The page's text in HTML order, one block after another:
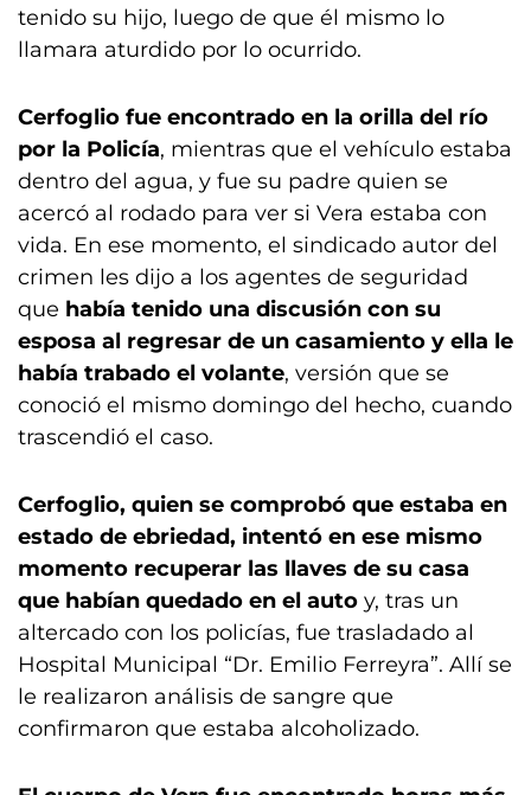
tenido su hijo, luego de que él mismo lo
llamara aturdido por lo ocurrido.
Cerfoglio fue encontrado en la orilla del río
por la Policía, mientras que el vehículo estaba
dentro del agua, y fue su padre quien se
acercó al rodado para ver si Vera estaba con
vida. En ese momento, el sindicado autor del
crimen les dijo a los agentes de seguridad
que había tenido una discusión con su
esposa al regresar de un casamiento y ella le
había trabado el volante, versión que se
conoció el mismo domingo del hecho, cuando
trascendió el caso.
Cerfoglio, quien se comprobó que estaba en
estado de ebriedad, intentó en ese mismo
momento recuperar las llaves de su casa
que habían quedado en el auto y, tras un
altercado con los policías, fue trasladado al
Hospital Municipal “Dr. Emilio Ferreyra”. Allí se
le realizaron análisis de sangre que
confirmaron que estaba alcoholizado.